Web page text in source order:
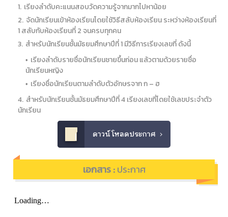
เรียงลำดับคะแนนสอบวัดความรู้จากมากไปหาน้อย
จัดนักเรียนเข้าห้องเรียนโดยใช้วิธีสลับห้องเรียน ระหว่างห้องเรียนที่
1 สลับกับห้องเรียนที่ 2 จนครบทุกคน
สำหรับนักเรียนชั้นมัธยมศึกษาปีที่ 1 มีวิธีการเรียงเลขที่ ดังนี้
เรียงลำดับรายชื่อนักเรียนชายขึ้นก่อน แล้วตามด้วยรายชื่อ
นักเรียนหญิง
เรียงชื่อนักเรียนตามลำดับตัวอักษรจาก ก – ฮ
สำหรับนักเรียนชั้นมัธยมศึกษาปีที่ 4 เรียงเลขที่โดยใช้เลขประจำตัว
นักเรียน
ดาวน์โหลดประกาศ
เอกสาร :ประกาศ